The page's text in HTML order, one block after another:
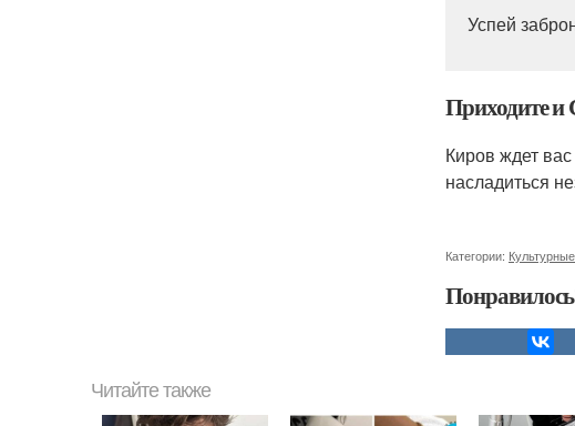
Успей
Приходите и
Киров ждет
насладиться
Категории:
Читайте также